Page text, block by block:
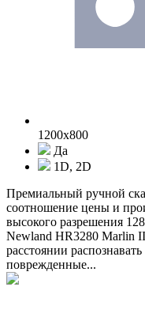
1200x800
Да
1D, 2D
Премиальный ручной
соотношение цены и
высокого разрешения
Newland HR3280 Marlin
расстоянии
поврежденные...